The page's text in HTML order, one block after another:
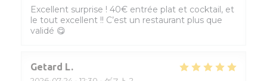
Excellent surprise ! 40€ entrée plat et cocktail, et
le tout excellent !! C’est un restaurant plus que
validé 😋
Getard L